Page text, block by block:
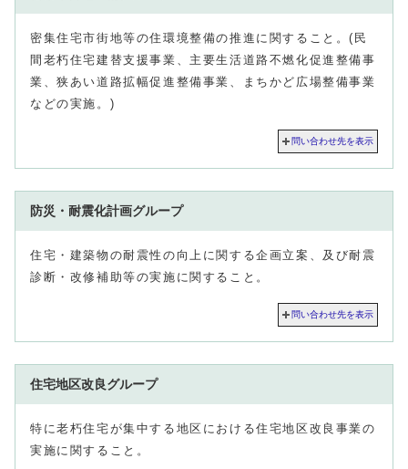
密集住宅市街地等の住環境整備の推進に関すること。(民
間老朽住宅建替支援事業、主要生活道路不燃化促進整備事
業、狭あい道路拡幅促進整備事業、まちかど広場整備事業
などの実施。)
問い合わせ先を表示
防災・耐震化計画グループ
住宅・建築物の耐震性の向上に関する企画立案、及び耐震
診断・改修補助等の実施に関すること。
問い合わせ先を表示
住宅地区改良グループ
特に老朽住宅が集中する地区における住宅地区改良事業の
実施に関すること。